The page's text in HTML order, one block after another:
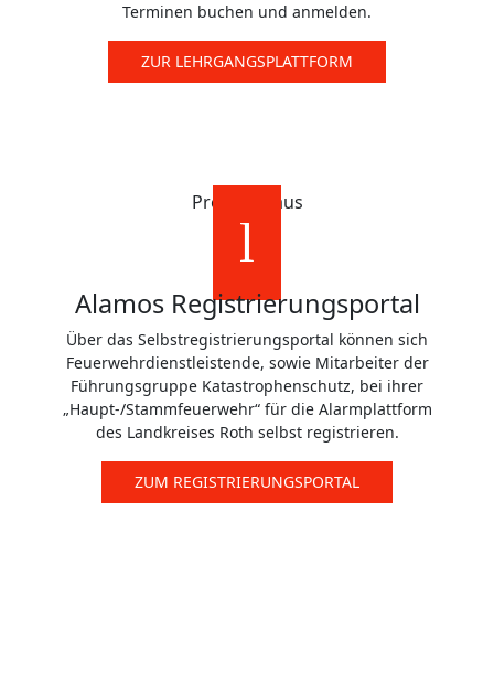
Terminen buchen und anmelden.
ZUR LEHRGANGSPLATTFORM
Probier's aus
Alamos Registrierungsportal
Über das Selbstregistrierungsportal können sich
Feuerwehrdienstleistende, sowie Mitarbeiter der
Führungsgruppe Katastrophenschutz, bei ihrer
„Haupt-/Stammfeuerwehr“ für die Alarmplattform
des Landkreises Roth selbst registrieren.
ZUM REGISTRIERUNGSPORTAL